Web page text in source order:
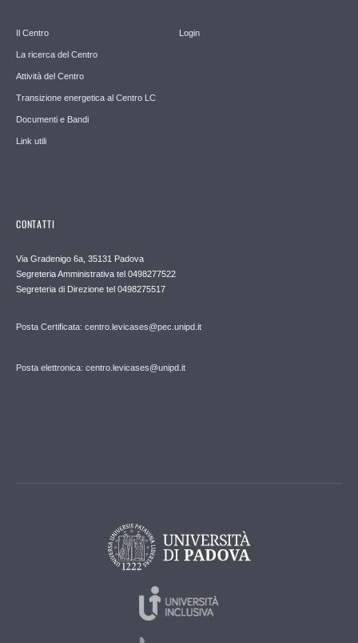
Il Centro
La ricerca del Centro
Attività del Centro
Transizione energetica al Centro LC
Documenti e Bandi
Link utili
Login
CONTATTI
Via Gradenigo 6a, 35131 Padova
Segreteria Amministrativa tel 0498277522
Segreteria di Direzione tel 0498275517
Posta Certificata: centro.levicases@pec.unipd.it
Posta elettronica: centro.levicases@unipd.it